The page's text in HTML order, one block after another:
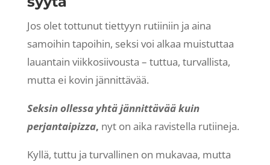
Jos olet tottunut tiettyyn rutiiniin ja aina
samoihin tapoihin, seksi voi alkaa muistuttaa
lauantain viikkosiivousta – tuttua, turvallista,
mutta ei kovin jännittävää.
Seksin ollessa yhtä jännittävää kuin
perjantaipizza, nyt on aika ravistella rutiineja.
Kyllä, tuttu ja turvallinen on mukavaa, mutta